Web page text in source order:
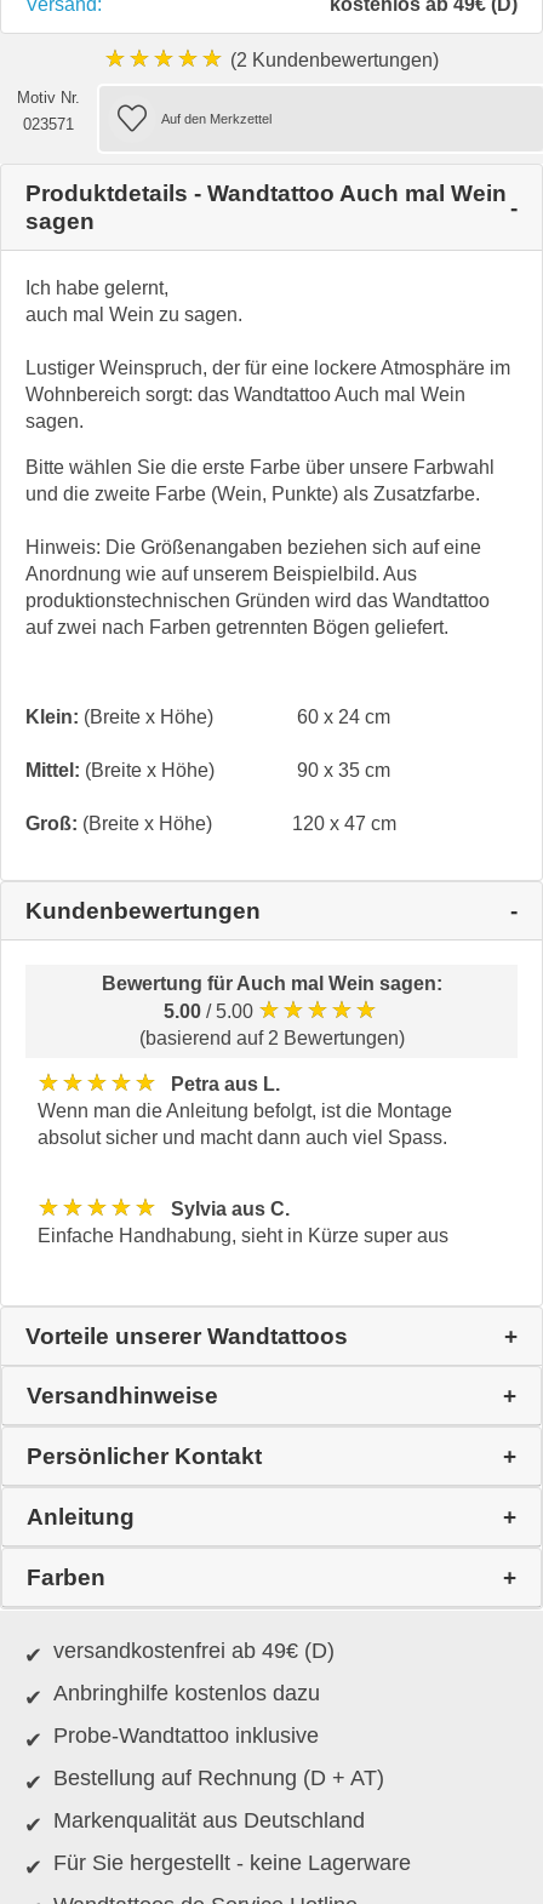
Versand:
kostenlos ab 49€ (D)
★★★★★ (2 Kundenbewertungen)
Motiv Nr.
023571
Produktdetails - Wandtattoo Auch mal Wein
sagen
Ich habe gelernt,
auch mal Wein zu sagen.
Lustiger Weinspruch, der für eine lockere Atmosphäre im
Wohnbereich sorgt: das Wandtattoo Auch mal Wein
sagen.
Bitte wählen Sie die erste Farbe über unsere Farbwahl
und die zweite Farbe (Wein, Punkte) als Zusatzfarbe.
Hinweis: Die Größenangaben beziehen sich auf eine
Anordnung wie auf unserem Beispielbild. Aus
produktionstechnischen Gründen wird das Wandtattoo
auf zwei nach Farben getrennten Bögen geliefert.
Klein: (Breite x Höhe) 60 x 24 cm
Mittel: (Breite x Höhe) 90 x 35 cm
Groß: (Breite x Höhe) 120 x 47 cm
Kundenbewertungen
Bewertung für Auch mal Wein sagen:
5.00 / 5.00 ★★★★★
(basierend auf 2 Bewertungen)
★★★★★
Petra aus L.
Wenn man die Anleitung befolgt, ist die Montage
absolut sicher und macht dann auch viel Spass.
★★★★★
Sylvia aus C.
Einfache Handhabung, sieht in Kürze super aus
Vorteile unserer Wandtattoos
Versandhinweise
Persönlicher Kontakt
Anleitung
Farben
versandkostenfrei ab 49€ (D)
Anbringhilfe kostenlos dazu
Probe-Wandtattoo inklusive
Bestellung auf Rechnung (D + AT)
Markenqualität aus Deutschland
Für Sie hergestellt - keine Lagerware